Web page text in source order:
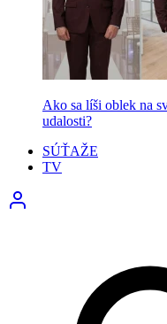
Ako sa líši oblek na
udalosti?
SÚŤAŽE
TV